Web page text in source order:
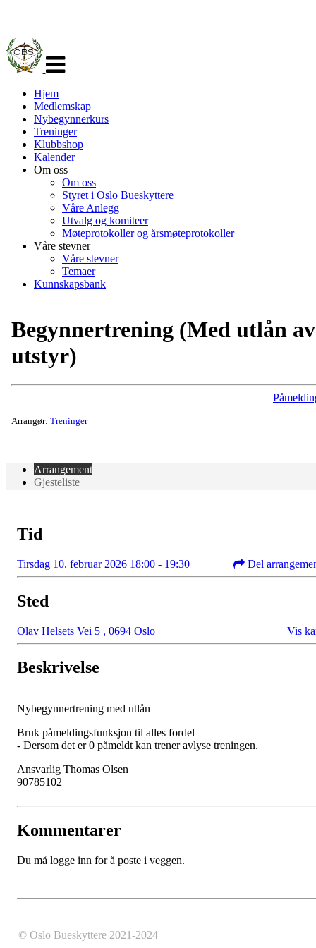
navigasjon
Hjem
Medlemskap
Nybegynnerkurs
Treninger
Klubbshop
Kalender
Om oss
Om oss
Styret i Oslo Bueskyttere
Våre Anlegg
Utvalg og komiteer
Møteprotokoller og årsmøteprotokoller
Våre stevner
Våre stevner
Temaer
Kunnskapsbank
Begynnertrening (Med utlån av
utstyr)
Arrangør: Treninger
Arrangement
Gjesteliste
Tid
Tirsdag 10. februar 2026 18:00 - 19:30 Del
Sted
Olav Helsets Vei 5 , 0694 Oslo Vis
Beskrivelse
Nybegynnertrening med utlån
Bruk påmeldingsfunksjon til alles fordel
- Dersom det er 0 påmeldt kan trener avlyse treningen.
Ansvarlig Thomas Olsen
90785102
Kommentarer
Du må logge inn for å poste i veggen.
© Oslo Bueskyttere 2021-2024